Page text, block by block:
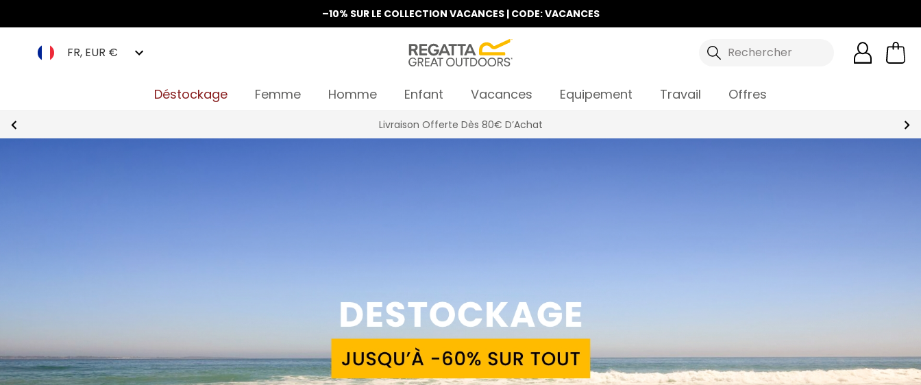
–10% SUR LE COLLECTION VACANCES | CODE: VACANCES
FR, EUR € Rechercher
Déstockage Femme Homme Enfant Vacances Equipement Travail Offres
La Nouvelle Collection Est Disponible